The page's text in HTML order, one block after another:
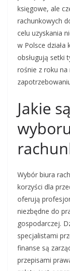
księgowe, ale
rachunkowych
celu uzyskania
w Polsce działa
obsługują setki
rośnie z roku
Jakie
Wybór biura
korzyści dla
oferują
niezbędne do
gospodarczej.
specjalistami
finanse są
przepisami